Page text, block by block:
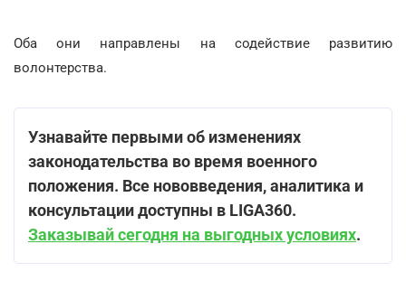
Оба они направлены на содействие развитию
волонтерства.
Узнавайте первыми об изменениях
законодательства во время военного
положения. Все нововведения, аналитика и
консультации доступны в LIGA360.
Заказывай сегодня на выгодных условиях.